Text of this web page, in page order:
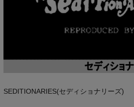
SEDITIONARIES(セディショナリーズ)